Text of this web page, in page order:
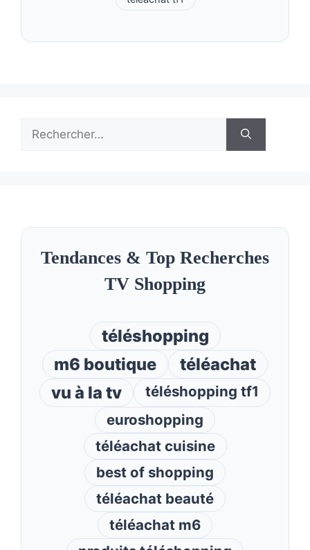
Rechercher :
Tendances & Top Recherches
TV Shopping
téléshopping
m6 boutique
téléachat
vu à la tv
téléshopping tf1
euroshopping
téléachat cuisine
best of shopping
téléachat beauté
téléachat m6